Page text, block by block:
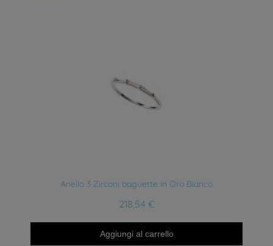
Anteprima
Anello 3 Zirconi baguette in Oro Bianco
218,54 €
Aggiungi al carrello